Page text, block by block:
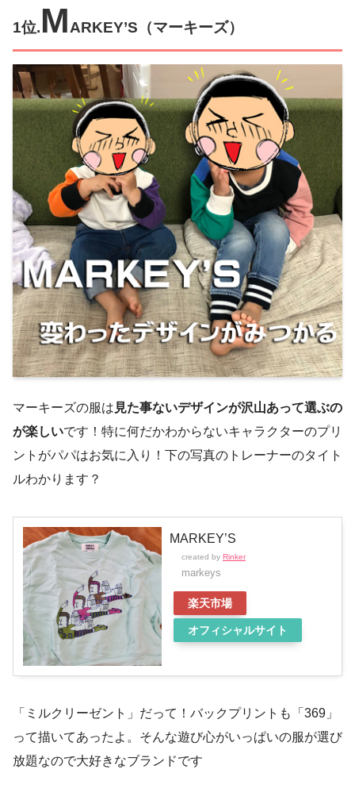
1位.MARKEY’S（マーキーズ）
マーキーズの服は 見た事ないデザインが沢山あって選ぶの
が楽しいです！特に何だかわからないキャラクターのプリ
ントがパパはお気に入り！下の写真のトレーナーのタイト
ルわかります？
MARKEY’S
created by Rinker
markeys
楽天市場
オフィシャルサイト
「ミルクリーゼント」だって！バックプリントも「369」
って描いてあったよ。そんな遊び心がいっぱいの服が選び
放題なので大好きなブランドです